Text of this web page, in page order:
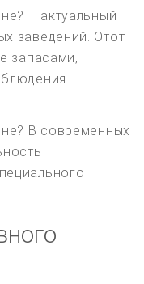
– актуальный
заведений. Этот
запасами,
В современных